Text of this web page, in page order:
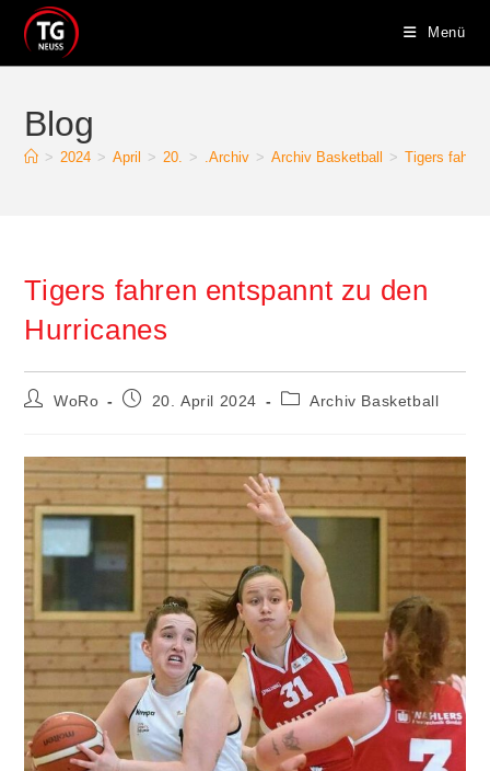
Inhalt
springen
Menü
Blog
> 2024 > April > 20. > .Archiv > Archiv Basketball > Tigers
Tigers fahren entspannt zu den
Hurricanes
Beitrags-
WoRo
Beitrag20. April 2024
Beitrags-
Archiv Basketball